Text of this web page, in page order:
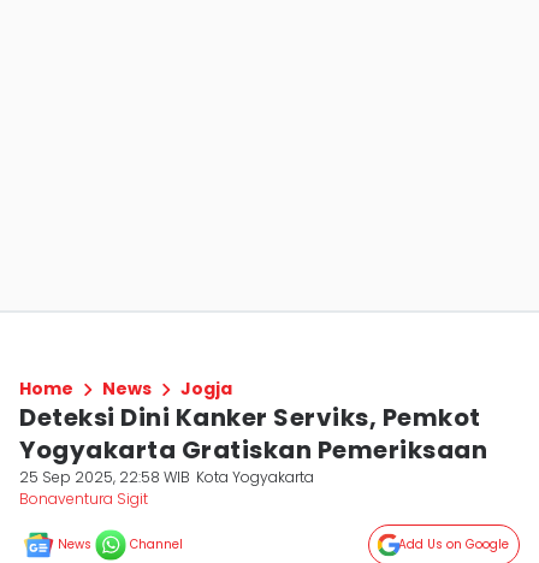
Home News Jogja
Deteksi Dini Kanker Serviks, Pemkot
Yogyakarta Gratiskan Pemeriksaan
25 Sep 2025, 22:58 WIB Kota Yogyakarta
Bonaventura Sigit
News Channel Add Us on Google